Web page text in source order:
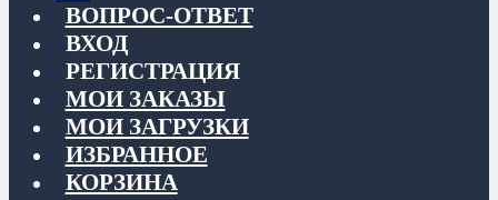
ВОПРОС-ОТВЕТ
ВХОД
РЕГИСТРАЦИЯ
МОИ ЗАКАЗЫ
МОИ ЗАГРУЗКИ
ИЗБРАННОЕ
КОРЗИНА